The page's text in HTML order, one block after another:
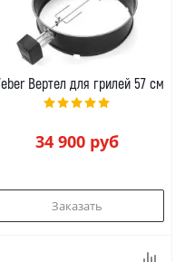
Вертел для грилей 57 см
34 900 руб
Заказать